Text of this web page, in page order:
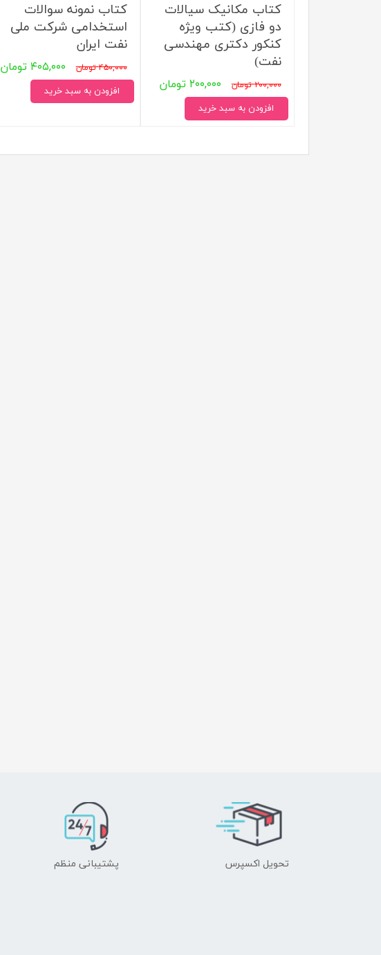
کتاب مکانیک سیالات
دو فازی (کتب ویژه
کنکور دکتری مهندسی
نفت)
۲۰۰,۰۰۰ تومان ۲۰۰,۰۰۰ تومان
افزودن به سبد خرید
کتاب نمونه سوالات
استخدامی شرکت ملی
نفت ایران
۴۵۰,۰۰۰ تومان ۴۰۵,۰۰۰ تومان
افزودن به سبد خرید
تحویل اکسپرس پشتیبانی منظم